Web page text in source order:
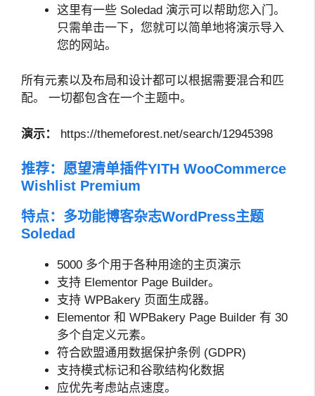
这里有一些 Soledad 演示可以帮助您入门。
只需单击一下，您就可以简单地将演示导入
您的网站。
所有元素以及布局和设计都可以根据需要混合和匹
配。 一切都包含在一个主题中。
演示： https://themeforest.net/search/12945398
推荐： 愿望清单插件YITH WooCommerce
Wishlist Premium
特点：多功能博客杂志WordPress主题
Soledad
5000 多个用于各种用途的主页演示
支持 Elementor Page Builder。
支持 WPBakery 页面生成器。
Elementor 和 WPBakery Page Builder 有 30
多个自定义元素。
符合欧盟通用数据保护条例 (GDPR)
支持模式标记和谷歌结构化数据
应优先考虑站点速度。